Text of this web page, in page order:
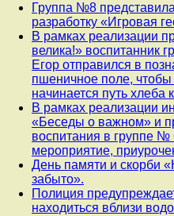
Группа №8
разработку «Игровая
В рамках реализации
велика!» воспитанник
Егор отправился в
пшеничное поле, чтобы
начинается путь хлеба
В рамках реализации
«Беседы о важном» и
воспитания в группе
мероприятие,
День памяти и скорби
забыто».
Полиция
находиться вблизи